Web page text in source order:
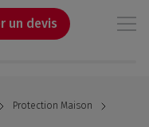
un devis
Protection Maison